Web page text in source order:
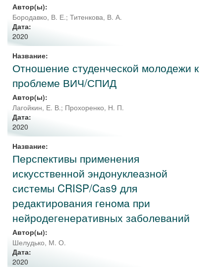
Автор(ы):
Бородавко, В. Е.; Титенкова, В. А.
Дата:
2020
Название:
Отношение студенческой молодежи к
проблеме ВИЧ/СПИД
Автор(ы):
Лагойкин, Е. В.; Прохоренко, Н. П.
Дата:
2020
Название:
Перспективы применения
искусственной эндонуклеазной
системы CRISP/Cas9 для
редактирования генома при
нейродегенеративных заболеваний
Автор(ы):
Шелудько, М. О.
Дата:
2020